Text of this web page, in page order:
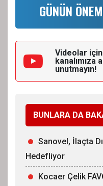
GÜNÜN
Videolar
kanalımıza
unutmayın!
BUNLARA DA
Sanovel, İlaçta
Hedefliyor
Kocaer Çelik